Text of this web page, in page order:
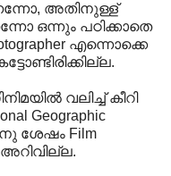
അതിനുള്ള്
ഒന്നും പഠിക്കാതെ
എന്നൊക്കെ
വലിച്ച് കീറി
Geographic
ശേഷം Film